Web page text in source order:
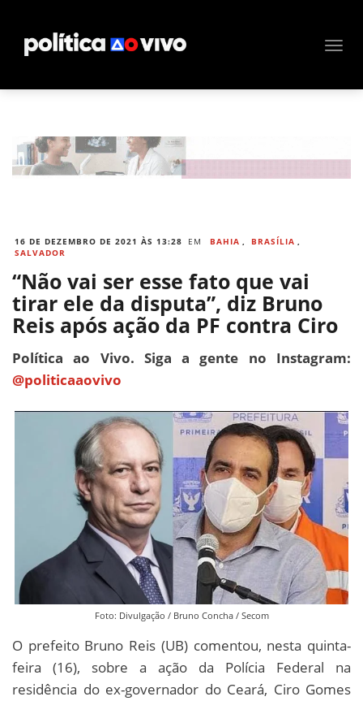
16 DE DEZEMBRO DE 2021 ÀS 13:28 EM BAHIA , BRASÍLIA ,
SALVADOR
“Não vai ser esse fato que vai
tirar ele da disputa”, diz Bruno
Reis após ação da PF contra Ciro
Política ao Vivo. Siga a gente no Instagram:
@politicaaovivo
Foto: Divulgação / Bruno Concha / Secom
O prefeito Bruno Reis (UB) comentou, nesta quinta-
feira (16), sobre a ação da Polícia Federal na
residência do ex-governador do Ceará, Ciro Gomes